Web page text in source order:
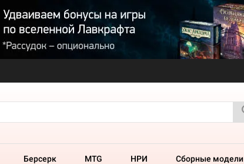
Берсерк MTG НРИ Сборные модели